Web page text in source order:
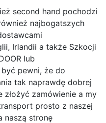
second hand pochodzi
najbogatszych
Irlandii a także Szkocji
lub
być pewni, że do
tak naprawdę dobrej
złożyć zamówienie a my
prosto z naszej
naszą stronę